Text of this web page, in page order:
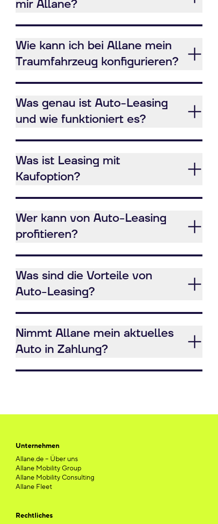
mir Allane?
Wie kann ich bei Allane mein
Traumfahrzeug konfigurieren?
Was genau ist Auto-Leasing
und wie funktioniert es?
Was ist Leasing mit
Kaufoption?
Wer kann von Auto-Leasing
profitieren?
Was sind die Vorteile von
Auto-Leasing?
Nimmt Allane mein aktuelles
Auto in Zahlung?
Unternehmen
Allane.de – Über uns
Allane Mobility Group
Allane Mobility Consulting
Allane Fleet
Rechtliches